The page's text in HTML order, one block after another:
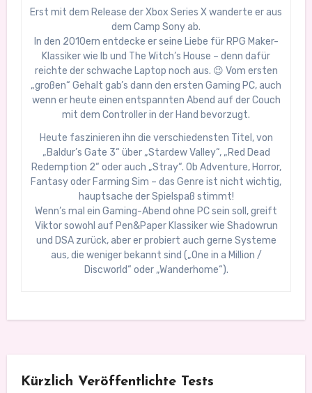
Erst mit dem Release der Xbox Series X wanderte er aus
dem Camp Sony ab.
In den 2010ern entdecke er seine Liebe für RPG Maker-
Klassiker wie Ib und The Witch’s House – denn dafür
reichte der schwache Laptop noch aus. 😉 Vom ersten
„großen“ Gehalt gab’s dann den ersten Gaming PC, auch
wenn er heute einen entspannten Abend auf der Couch
mit dem Controller in der Hand bevorzugt.
Heute faszinieren ihn die verschiedensten Titel, von
„Baldur’s Gate 3“ über „Stardew Valley“, „Red Dead
Redemption 2“ oder auch „Stray“. Ob Adventure, Horror,
Fantasy oder Farming Sim – das Genre ist nicht wichtig,
hauptsache der Spielspaß stimmt!
Wenn’s mal ein Gaming-Abend ohne PC sein soll, greift
Viktor sowohl auf Pen&Paper Klassiker wie Shadowrun
und DSA zurück, aber er probiert auch gerne Systeme
aus, die weniger bekannt sind („One in a Million /
Discworld“ oder „Wanderhome“).
Kürzlich Veröffentlichte Tests